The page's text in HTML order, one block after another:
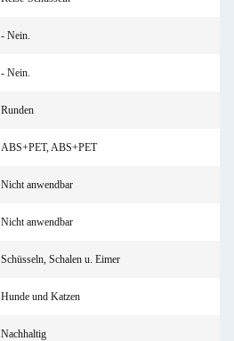
- Nein.
- Nein.
Runden
ABS+PET, ABS+PET
Nicht anwendbar
Nicht anwendbar
Schüsseln, Schalen u. Eimer
Hunde und Katzen
Nachhaltig